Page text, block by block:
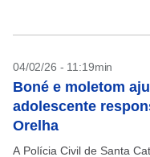
04/02/26 - 11:19min
Boné e moletom
adolescente
Orelha
A Polícia Civil de Santa